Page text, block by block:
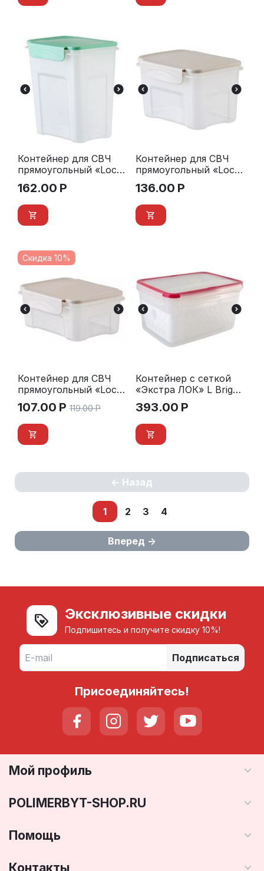
Контейнер для СВЧ
прямоугольный «Lock
Duo» 1,8 л.
162.00 Р
Контейнер для СВЧ
прямоугольный «Lock
Duo» 1,1 л.
136.00 Р
Скидка 10%
Контейнер для СВЧ
прямоугольный «Lock
Duo» 0,75 л.
107.00 Р 119.00 Р
Контейнер с сеткой
«Экстра ЛОК» L Bright
3,3 л.
393.00 Р
Назад
1 2 3 4
Вперед
Эксклюзивные скидки
Подпишитесь и получите скидку 10%!
Подписаться
Присоединяйтесь!
Мой профиль
POLIMERBYT-SHOP.RU
Помощь
Контакты